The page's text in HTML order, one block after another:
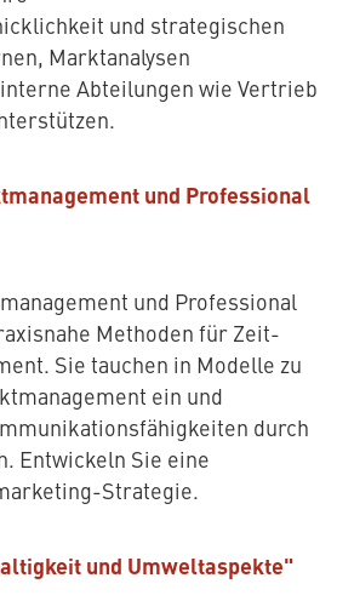
und strategischen
Marktanalysen
Abteilungen wie Vertrieb
und Professional
und Professional
Methoden für Zeit-
Sie tauchen in Modelle zu
ein und
durch
Entwickeln Sie eine
Strategie.
und Umweltaspekte"